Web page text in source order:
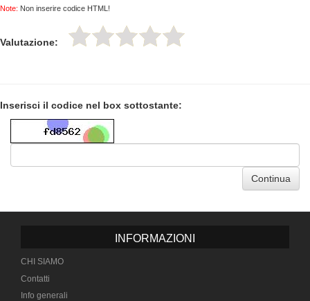
Note: Non inserire codice HTML!
Valutazione:
Inserisci il codice nel box sottostante:
Continua
INFORMAZIONI
CHI SIAMO
Contatti
Info generali